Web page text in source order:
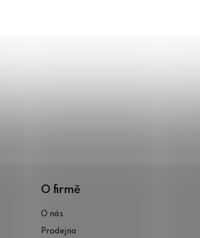
O firmě
O nás
Prodejna